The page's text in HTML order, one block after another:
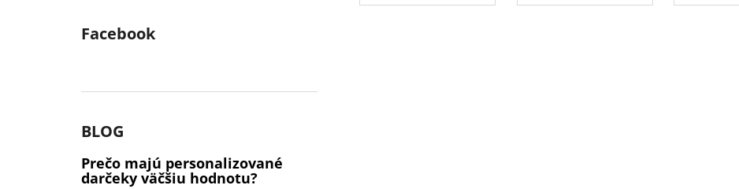
Facebook
BLOG
Prečo majú personalizované
darčeky väčšiu hodnotu?